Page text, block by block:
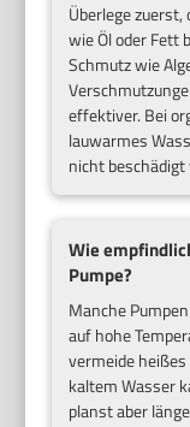
Überlege
wie Öl oder Fett
Schmutz wie
effektiver. Bei
lauwarmes
nicht beschädigt
Wie
Pumpe?
Manche
auf hohe
vermeide
kaltem Wasser
planst aber